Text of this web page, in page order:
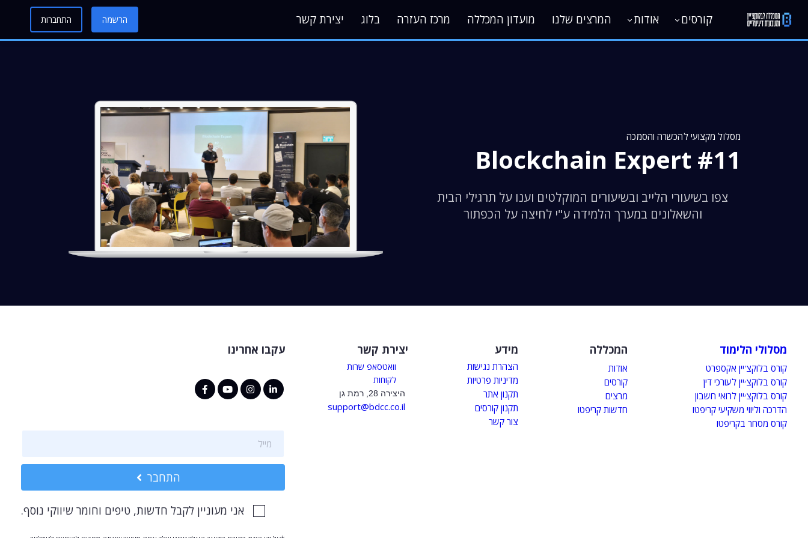
קורסים אודות המרצים שלנו מועדון המכללה מרכז העזרה בלוג יצירת קשר הרשמה התחברות
מסלול מקצועי להכשרה והסמכה
Blockchain Expert #11
צפו בשיעורי הלייב ובשיעורים המוקלטים וענו על תרגילי הבית
והשאלונים במערך הלמידה ע"י לחיצה על הכפתור
מסלולי הלימוד
קורס בלוקצ'יין אקספרט
קורס בלוקצ׳יין לעורכי דין
קורס בלוקצ׳יין לרואי חשבון
הדרכה וליווי משקיעי קריפטו
קורס מסחר בקריפטו
המכללה
אודות
קורסים
מרצים
חדשות קריפטו
מידע
הצהרת נגישות
מדיניות פרטיות
תקנון אתר
תקנון קורסים
צור קשר
יצירת קשר
וואטסאפ שרות
לקוחות
היצירה 28, רמת גן
support@bdcc.co.il
עקבו אחרינו
התחבר
אני מעוניין לקבל חדשות, טיפים וחומר שיווקי נוסף.